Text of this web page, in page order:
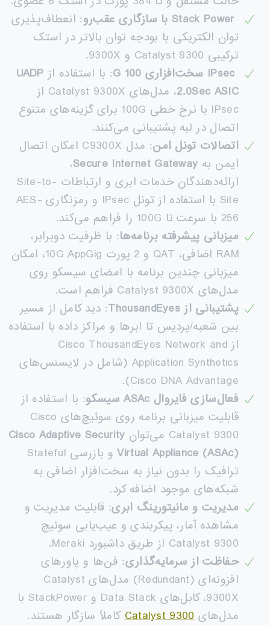
با سازگاری عقب‌رو: انعطاف‌پذیری
توان الکتریکی با بودجه توان بالاتر در استک
ترکیبی Catalyst 9300 و 9300X.
سخت‌افزاری 100 G: با استفاده از UADP
2.0Sec ASIC
، مدل‌های Catalyst 9300X از
IPsec با نرخ خطی 100G برای گزینه‌های متنوع
اتصال در لبه پشتیبانی می‌کنند.
اتصالات تونل امن
: مدل C9300X امکان اتصال
ایمن به Secure Internet Gateway،
ارائه‌دهندگان خدمات ابری و ارتباطات Site-to-
Site با استفاده از تونل IPsec و رمزنگاری AES-
256 با سرعت تا 100G را فراهم می‌کند.
میزبانی پیشرفته برنامه‌ها: با ظرفیت دوبرابر،
RAM اضافی، QAT و 2 پورت 10G AppGig، امکان
میزبانی چندین برنامه با امضای سیسکو روی
مدل‌های Catalyst 9300X فراهم است.
پشتیبانی از
: دید کامل از مسیر
بین شعبه/پردیس تا ابرها و مراکز داده با استفاده
از Cisco ThousandEyes Network and
Application Synthetics (شامل در لایسنس‌های
Cisco DNA Advantage).
فعال‌سازی فایروال
سیسکو: با استفاده از
قابلیت میزبانی برنامه روی سوئیچ‌های Cisco
Catalyst 9300 می‌توان
Cisco Adaptive Security
Virtual Appliance (ASAc)
و بازرسی Stateful
ترافیک را بدون نیاز به سخت‌افزار اضافی به
شبکه‌های موجود اضافه کرد.
مدیریت و مانیتورینگ ابری: قابلیت مدیریت و
مشاهده آمار، پیکربندی و عیب‌یابی سوئیچ
Catalyst 9300 از طریق داشبورد Meraki.
حفاظت از سرمایه‌گذاری: فن‌ها و پاورهای
افزونه‌ای (Redundant) مدل‌های Catalyst
9300X، کابل‌های Data Stack و StackPower با
مدل‌هایCatalyst 9300کاملاً سازگار هستند.